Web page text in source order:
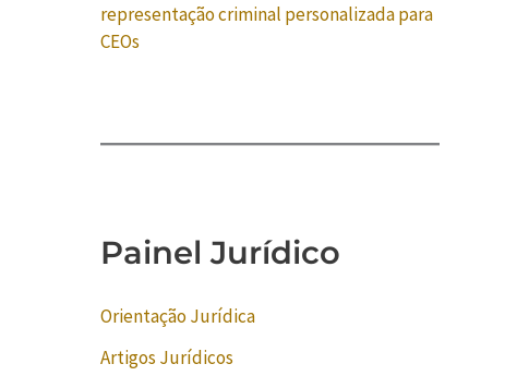
representação criminal personalizada para
CEOs
Painel Jurídico
Orientação Jurídica
Artigos Jurídicos